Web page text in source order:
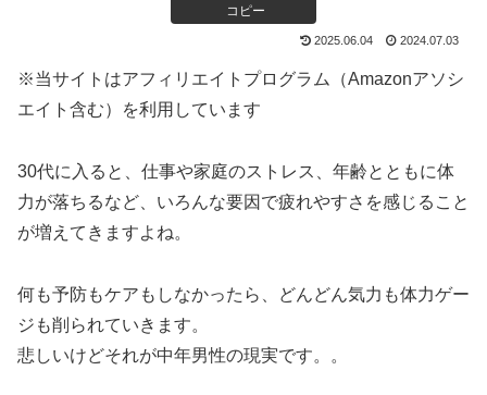
コピー
2025.06.04 2024.07.03
※当サイトはアフィリエイトプログラム（Amazonアソシ
エイト含む）を利用しています
30代に入ると、仕事や家庭のストレス、年齢とともに体
力が落ちるなど、いろんな要因で疲れやすさを感じること
が増えてきますよね。
何も予防もケアもしなかったら、どんどん気力も体力ゲー
ジも削られていきます。
悲しいけどそれが中年男性の現実です。。